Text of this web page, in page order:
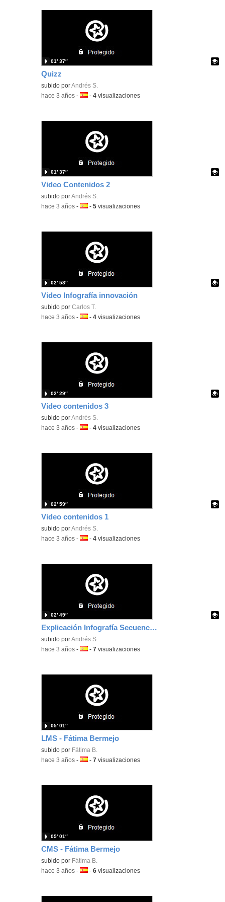
Quizz
Contenido educativo.
subido porAndrés S.
01′ 37″
-hace 3 años -Idioma:
-4 visualizaciones
Video Contenidos 2
Contenido educativo.
subido porAndrés S.
01′ 37″
-hace 3 años -Idioma:
-5 visualizaciones
Video Infografía innovación
Contenido educativo.
subido porCarlos T.
02′ 58″
-hace 3 años -Idioma:
-4 visualizaciones
Video contenidos 3
Contenido educativo.
subido porAndrés S.
02′ 29″
-hace 3 años -Idioma:
-4 visualizaciones
Video contenidos 1
Contenido educativo.
subido porAndrés S.
02′ 59″
-hace 3 años -Idioma:
-4 visualizaciones
Explicación Infografía Secuencia Aprendizaje
Contenido educativo.
subido porAndrés S.
02′ 49″
-hace 3 años -Idioma:
-7 visualizaciones
LMS - Fátima Bermejo
subido por Fátima B.
05′ 01″
-hace 3 años -Idioma:
-7 visualizaciones
CMS - Fátima Bermejo
subido por Fátima B.
05′ 01″
-hace 3 años -Idioma:
-6 visualizaciones